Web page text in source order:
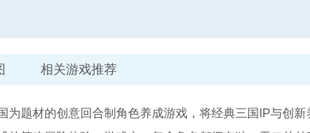
相关游戏推荐
为题材的创意回合制角色养成游戏，将经典三国IP与创新